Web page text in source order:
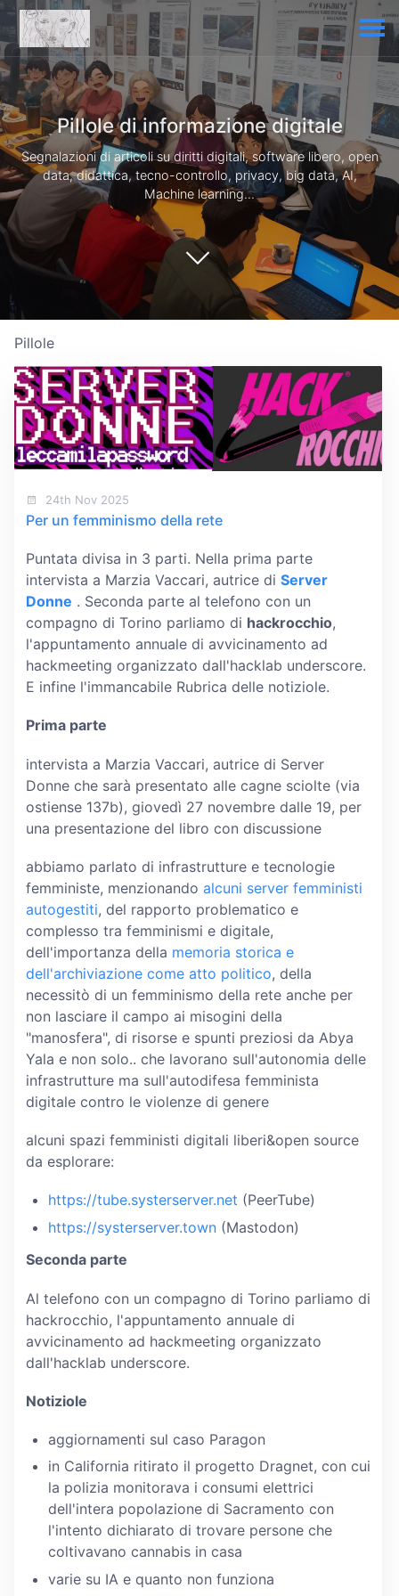
Pillole di informazione digitale
Segnalazioni di articoli su diritti digitali, software libero, open
data, didattica, tecno-controllo, privacy, big data, AI,
Machine learning...
Pillole
24th Nov 2025
Per un femminismo della rete
Puntata divisa in 3 parti. Nella prima parte
intervista a Marzia Vaccari, autrice di Server
Donne . Seconda parte al telefono con un
compagno di Torino parliamo di hackrocchio,
l'appuntamento annuale di avvicinamento ad
hackmeeting organizzato dall'hacklab underscore.
E infine l'immancabile Rubrica delle notiziole.
Prima parte
intervista a Marzia Vaccari, autrice di Server
Donne che sarà presentato alle cagne sciolte (via
ostiense 137b), giovedì 27 novembre dalle 19, per
una presentazione del libro con discussione
abbiamo parlato di infrastrutture e tecnologie
femministe, menzionando alcuni server femministi
autogestiti, del rapporto problematico e
complesso tra femminismi e digitale,
dell'importanza della memoria storica e
dell'archiviazione come atto politico, della
necessitò di un femminismo della rete anche per
non lasciare il campo ai misogini della
"manosfera", di risorse e spunti preziosi da Abya
Yala e non solo.. che lavorano sull'autonomia delle
infrastrutture ma sull'autodifesa femminista
digitale contro le violenze di genere
alcuni spazi femministi digitali liberi&open source
da esplorare:
https://tube.systerserver.net (PeerTube)
https://systerserver.town (Mastodon)
Seconda parte
Al telefono con un compagno di Torino parliamo di
hackrocchio, l'appuntamento annuale di
avvicinamento ad hackmeeting organizzato
dall'hacklab underscore.
Notiziole
aggiornamenti sul caso Paragon
in California ritirato il progetto Dragnet, con cui
la polizia monitorava i consumi elettrici
dell'intera popolazione di Sacramento con
l'intento dichiarato di trovare persone che
coltivavano cannabis in casa
varie su IA e quanto non funziona